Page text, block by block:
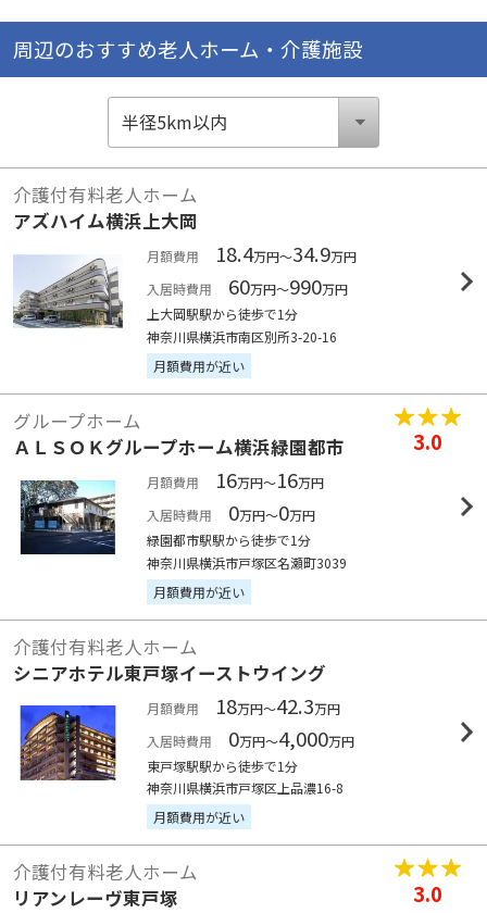
周辺のおすすめ老人ホーム・介護施設
介護付有料老人ホーム
アズハイム横浜上大岡
月額費用 18.4万円～34.9万円
入居時費用
60万円～990万円
上大岡駅駅から徒歩で1分
神奈川県横浜市南区別所3-20-16
月額費用が近い
グループホーム
ＡＬＳＯＫグループホーム横浜緑園都市
3.0
月額費用 16万円～16万円
入居時費用
0万円～0万円
緑園都市駅駅から徒歩で1分
神奈川県横浜市戸塚区名瀬町3039
月額費用が近い
介護付有料老人ホーム
シニアホテル東戸塚イーストウイング
月額費用 18万円～42.3万円
入居時費用
0万円～4,000万円
東戸塚駅駅から徒歩で1分
神奈川県横浜市戸塚区上品濃16-8
月額費用が近い
介護付有料老人ホーム
リアンレーヴ東戸塚
3.0